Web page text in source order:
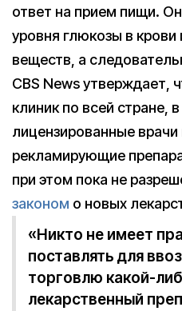
ответ на прием пищи.
уровня глюкозы в
веществ, а
CBS News утверждает,
клиник по всей стране,
лицензированные
рекламирующие
при этом пока не
законом о новых
«Никто не имеет
поставлять для
торговлю какой-
лекарственный